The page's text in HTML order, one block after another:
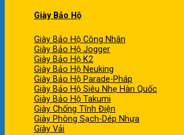
Giày Bảo Hộ
Giày Bảo Hộ Công Nhân
Giày Bảo Hộ Jogger
Giày Bảo Hộ K2
Giày Bảo Hộ Neuking
Giày Bảo Hộ Parade-Pháp
Giày Bảo Hộ Siêu Nhẹ Hàn Quốc
Giày Bảo Hộ Takumi
Giày Chống Tĩnh Điện
Giày Phòng Sạch-Dép Nhựa
Giày Vải